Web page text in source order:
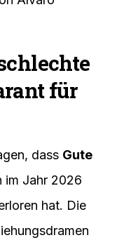
für
dass Gute
im Jahr 2026
hat. Die